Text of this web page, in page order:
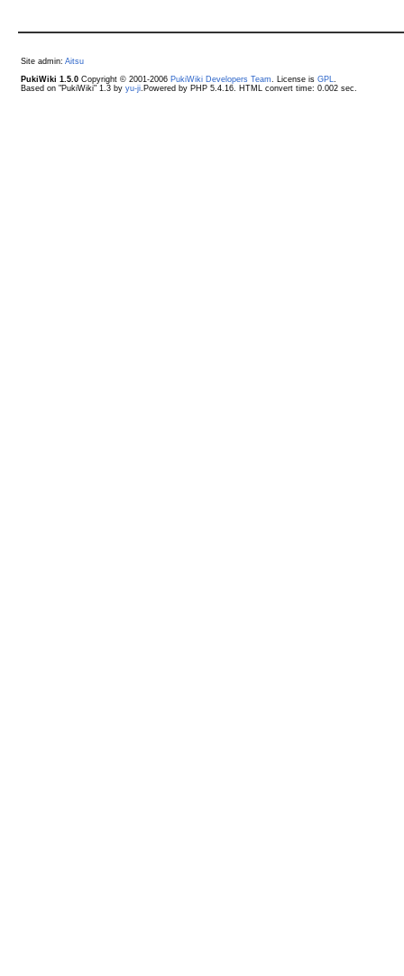
Site admin: Aitsu
PukiWiki 1.5.0Copyright © 2001-2006 PukiWiki Developers Team . License is GPL
Based on "PukiWiki" 1.3 by yu-ji.Powered by PHP 5.4.16. HTML convert time: 0.002 sec.